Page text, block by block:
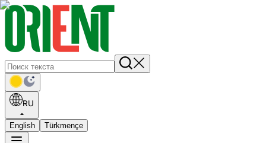
RU
English Türkmençe